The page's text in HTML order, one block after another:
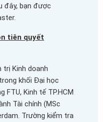
đây, bạn được
tiên quyết
trị Kinh doanh
khối Đại học
FTU, Kinh tế TP.HCM
Tài chính (MSc
Trường kiểm tra